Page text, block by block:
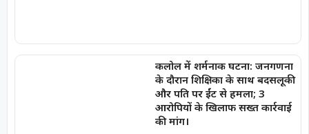
कलोल में शर्मनाक घटना: जनगणना
के दौरान शिक्षिका के साथ बदसलूकी
और पति पर ईंट से हमला; 3
आरोपियों के खिलाफ सख्त कार्रवाई
की मांग।